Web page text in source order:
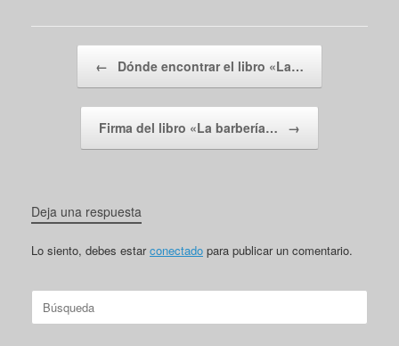
← Dónde encontrar el libro «La…
Firma del libro «La barbería… →
Deja una respuesta
Lo siento, debes estarconectado para publicar un comentario.
Buscar: